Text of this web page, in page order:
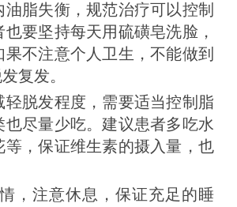
脂失衡，规范治疗可以控制
要坚持每天用硫磺皂洗脸，
不注意个人卫生，不能做到
复发。
发程度，需要适当控制脂
尽量少吃。建议患者多吃水
，保证维生素的摄入量，也
注意休息，保证充足的睡